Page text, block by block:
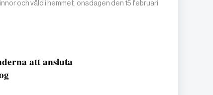
och våld i hemmet, onsdagen den 15 februari
att ansluta